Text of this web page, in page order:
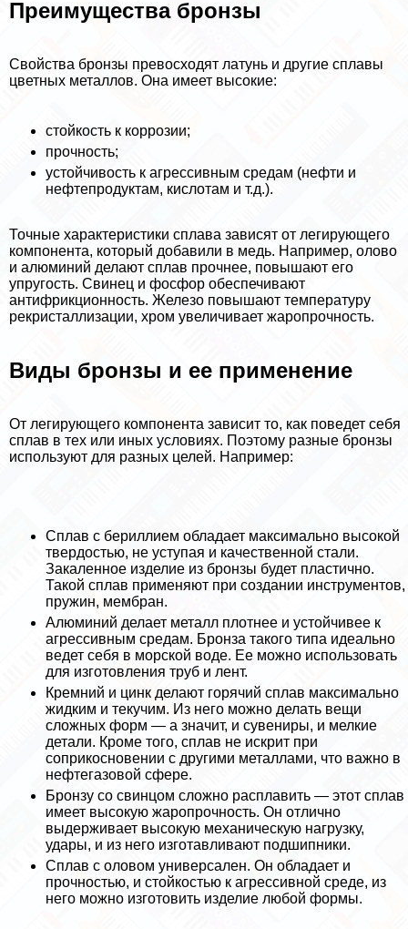
Преимущества бронзы
Свойства бронзы превосходят латунь и другие сплавы
цветных металлов. Она имеет высокие:
стойкость к коррозии;
прочность;
устойчивость к агрессивным средам (нефти и
нефтепродуктам, кислотам и т.д.).
Точные хаpaктеристики сплава зависят от легирующего
компонента, который добавили в медь. Например, олово
и алюминий делают сплав прочнее, повышают его
упругость. Свинец и фосфор обеспечивают
антифрикционность. Железо повышают температуру
рекристаллизации, хром увеличивает жаропрочность.
Виды бронзы и ее применение
От легирующего компонента зависит то, как поведет себя
сплав в тех или иных условиях. Поэтому разные бронзы
используют для разных целей. Например:
Сплав с бериллием обладает максимально высокой
твердостью, не уступая и качественной стали.
Закаленное изделие из бронзы будет пластично.
Такой сплав применяют при создании инструментов,
пружин, мембран.
Алюминий делает металл плотнее и устойчивее к
агрессивным средам. Бронза такого типа идеально
ведет себя в морской воде. Ее можно использовать
для изготовления труб и лент.
Кремний и цинк делают горячий сплав максимально
жидким и текучим. Из него можно делать вещи
сложных форм — а значит, и сувениры, и мелкие
детали. Кроме того, сплав не искрит при
соприкосновении с другими металлами, что важно в
нефтегазовой сфере.
Бронзу со свинцом сложно расплавить — этот сплав
имеет высокую жаропрочность. Он отлично
выдерживает высокую механическую нагрузку,
удары, и из него изготавливают подшипники.
Сплав с оловом универсален. Он обладает и
прочностью, и стойкостью к агрессивной среде, из
него можно изготовить изделие любой формы.